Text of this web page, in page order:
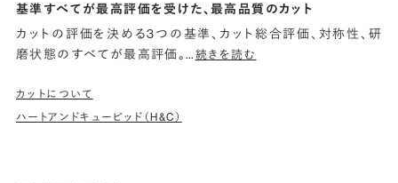
基準すべてが最高評価を受けた、最高品質のカット
カットの評価を決める3つの基準、カット総合評価、対称性、研
磨状態のすべてが最高評価。…続きを読む
カットについて
ハートアンドキューピッド（H&C）